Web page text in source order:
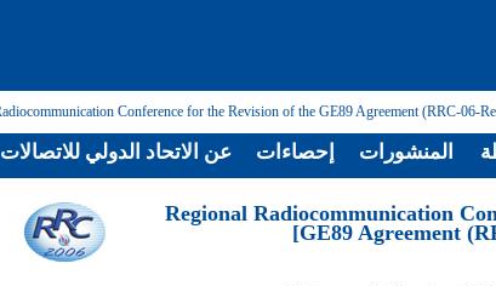
[Regional Radiocommunication
GE89 Agreement
عن الاتحاد الدولي للاتصالات إحصاءات المنشورات